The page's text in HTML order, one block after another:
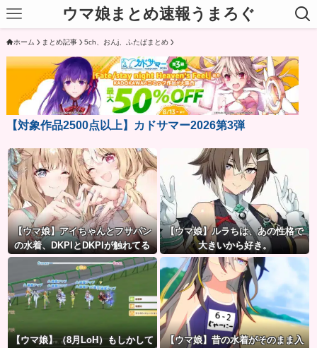
ウマ娘まとめ速報うまろぐ
ホーム まとめ記事 5ch、おんj、ふたばまとめ
【対象作品2500点以上】カドサマー2026第3弾
【ウマ娘】アイちゃんとフサパン
の水着、DKPIとDKPIが触れてる
構図が良き…
【ウマ娘】ルラちは、あの性格で
大きいから好き。
【ウマ娘】（8月LoH）もしかして
【ウマ娘】昔の水着がそのまま入